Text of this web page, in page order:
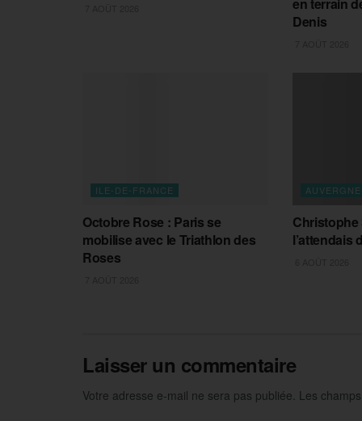
Denis
ILE-DE-FRANCE
Octobre Rose : Paris se
mobilise avec le Triathlon des
Roses
Christophe
l’attendais
Laisser un commentaire
Votre adresse e-mail ne sera pas publiée. Les